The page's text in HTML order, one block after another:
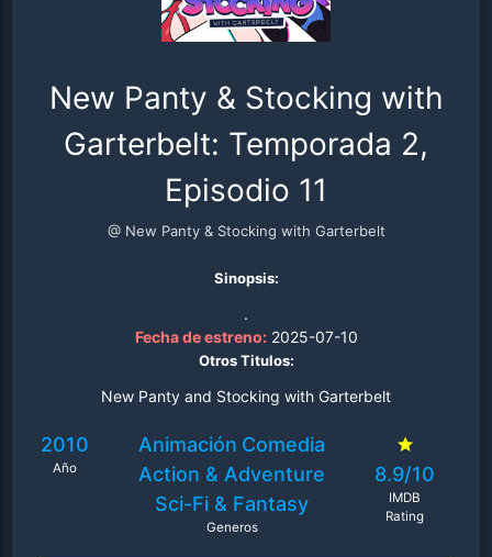
New Panty & Stocking with
Garterbelt: Temporada 2,
Episodio 11
@ New Panty & Stocking with Garterbelt
Sinopsis:
.
Fecha de estreno:2025-07-10
Otros Titulos:
New Panty and Stocking with Garterbelt
2010
Año
Animación Comedia
Action & Adventure
Sci-Fi & Fantasy
Generos
8.9/10
IMDB
Rating